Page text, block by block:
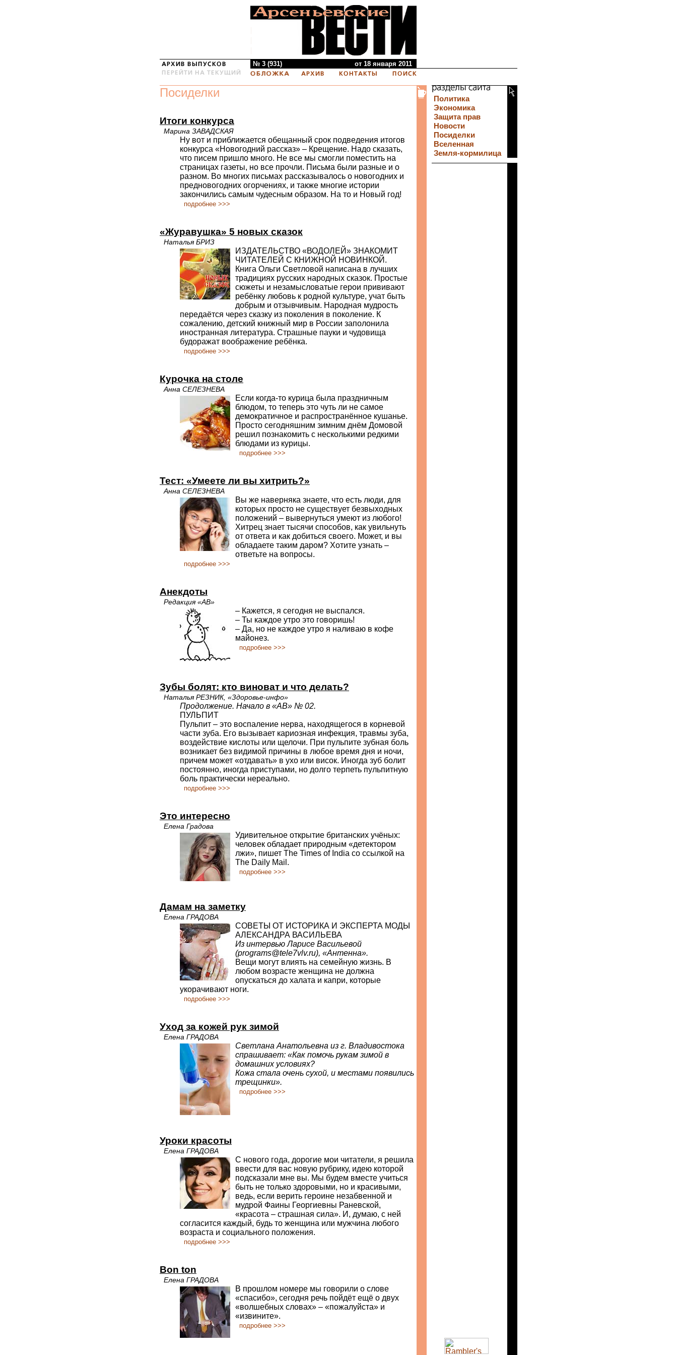
№ 3 (931) от 18 января 2011
Посиделки
Итоги конкурса
Марина ЗАВАДСКАЯ
Ну вот и приближается обещанный срок подведения итогов
конкурса «Новогодний рассказ» – Крещение. Надо сказать,
что писем пришло много. Не все мы смогли поместить на
страницах газеты, но все прочли. Письма были разные и о
разном. Во многих письмах рассказывалось о новогодних и
предновогодних огорчениях, и также многие истории
закончились самым чудесным образом. На то и Новый год!
подробнее >>>
«Журавушка» 5 новых сказок
Наталья БРИЗ
ИЗДАТЕЛЬСТВО «ВОДОЛЕЙ» ЗНАКОМИТ
ЧИТАТЕЛЕЙ С КНИЖНОЙ НОВИНКОЙ.
Книга Ольги Светловой написана в лучших
традициях русских народных сказок. Простые
сюжеты и незамысловатые герои прививают
ребёнку любовь к родной культуре, учат быть
добрым и отзывчивым. Народная мудрость
передаётся через сказку из поколения в поколение. К
сожалению, детский книжный мир в России заполонила
иностранная литература. Страшные пауки и чудовища
будоражат воображение ребёнка.
подробнее >>>
Курочка на столе
Анна СЕЛЕЗНЕВА
Если когда-то курица была праздничным
блюдом, то теперь это чуть ли не самое
демократичное и распространённое кушанье.
Просто сегодняшним зимним днём Домовой
решил познакомить с несколькими редкими
блюдами из курицы.
подробнее >>>
Тест: «Умеете ли вы хитрить?»
Анна СЕЛЕЗНЕВА
Вы же наверняка знаете, что есть люди, для
которых просто не существует безвыходных
положений – вывернуться умеют из любого!
Хитрец знает тысячи способов, как увильнуть
от ответа и как добиться своего. Может, и вы
обладаете таким даром? Хотите узнать –
ответьте на вопросы.
подробнее >>>
Анекдоты
Редакция «АВ»
– Кажется, я сегодня не выспался.
– Ты каждое утро это говоришь!
– Да, но не каждое утро я наливаю в кофе
майонез.
подробнее >>>
Зубы болят: кто виноват и что делать?
Наталья РЕЗНИК, «Здоровье-инфо»
Продолжение. Начало в «АВ» № 02.
ПУЛЬПИТ
Пульпит – это воспаление нерва, находящегося в корневой
части зуба. Его вызывает кариозная инфекция, травмы зуба,
воздействие кислоты или щелочи. При пульпите зубная боль
возникает без видимой причины в любое время дня и ночи,
причем может «отдавать» в ухо или висок. Иногда зуб болит
постоянно, иногда приступами, но долго терпеть пульпитную
боль практически нереально.
подробнее >>>
Это интересно
Елена Градова
Удивительное открытие британских учёных:
человек обладает природным «детектором
лжи», пишет The Times of India со ссылкой на
The Daily Mail.
подробнее >>>
Дамам на заметку
Елена ГРАДОВА
СОВЕТЫ ОТ ИСТОРИКА И ЭКСПЕРТА МОДЫ
АЛЕКСАНДРА ВАСИЛЬЕВА
Из интервью Ларисе Васильевой
(programs@tele7vlv.ru), «Антенна».
Вещи могут влиять на семейную жизнь. В
любом возрасте женщина не должна
опускаться до халата и капри, которые
укорачивают ноги.
подробнее >>>
Уход за кожей рук зимой
Елена ГРАДОВА
Светлана Анатольевна из г. Владивостока
спрашивает: «Как помочь рукам зимой в
домашних условиях?
Кожа стала очень сухой, и местами появились
трещинки».
подробнее >>>
Уроки красоты
Елена ГРАДОВА
С нового года, дорогие мои читатели, я решила
ввести для вас новую рубрику, идею которой
подсказали мне вы. Мы будем вместе учиться
быть не только здоровыми, но и красивыми,
ведь, если верить героине незабвенной и
мудрой Фаины Георгиевны Раневской,
«красота – страшная сила». И, думаю, с ней
согласится каждый, будь то женщина или мужчина любого
возраста и социального положения.
подробнее >>>
Bon ton
Елена ГРАДОВА
В прошлом номере мы говорили о слове
«спасибо», сегодня речь пойдёт ещё о двух
«волшебных словах» – «пожалуйста» и
«извините».
подробнее >>>
Политика
Экономика
Защита прав
Новости
Посиделки
Вселенная
Земля-кормилица